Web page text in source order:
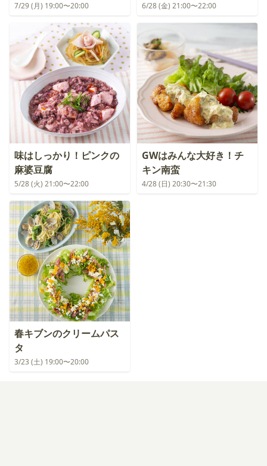
7/29 (月) 19:00〜20:00 6/28 (金) 21:00〜22:00
味はしっかり！ピンクの
麻婆豆腐
5/28 (火) 21:00〜22:00
GWはみんな大好き！チ
キン南蛮
4/28 (日) 20:30〜21:30
春キブンのクリームパス
タ
3/23 (土) 19:00〜20:00